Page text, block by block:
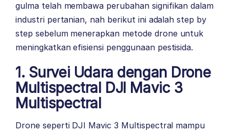
gulma telah membawa perubahan signifikan dalam
industri pertanian, nah berikut ini adalah step by
step sebelum menerapkan metode drone untuk
meningkatkan efisiensi penggunaan pestisida.
1. Survei Udara dengan Drone
Multispectral DJI Mavic 3
Multispectral
Drone seperti DJI Mavic 3 Multispectral mampu